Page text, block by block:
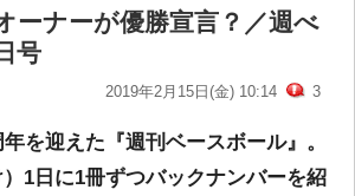
ーナーが優勝宣言？／週べ
号
2019年2月15日(金) 10:14 3
を迎えた『週刊ベースボール』。
1日に1冊ずつバックナンバーを紹